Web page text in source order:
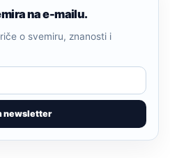
na e-mailu.
newsletter
o svemiru, znanosti i